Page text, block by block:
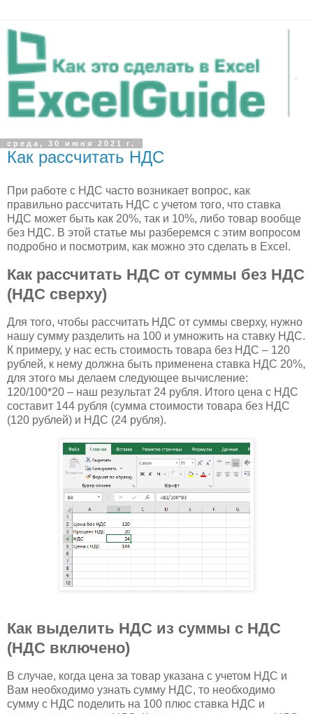
среда, 30 июня 2021 г.
Как рассчитать НДС
При работе с НДС часто возникает вопрос, как
правильно рассчитать НДС с учетом того, что ставка
НДС может быть как 20%, так и 10%, либо товар вообще
без НДС. В этой статье мы разберемся с этим вопросом
подробно и посмотрим, как можно это сделать в Excel.
Как рассчитать НДС от суммы без НДС
(НДС сверху)
Для того, чтобы рассчитать НДС от суммы сверху, нужно
нашу сумму разделить на 100 и умножить на ставку НДС.
К примеру, у нас есть стоимость товара без НДС – 120
рублей, к нему должна быть применена ставка НДС 20%,
для этого мы делаем следующее вычисление:
120/100*20 – наш результат 24 рубля. Итого цена с НДС
составит 144 рубля (сумма стоимости товара без НДС
(120 рублей) и НДС (24 рубля).
Как выделить НДС из суммы с НДС
(НДС включено)
В случае, когда цена за товар указана с учетом НДС и
Вам необходимо узнать сумму НДС, то необходимо
сумму с НДС поделить на 100 плюс ставка НДС и